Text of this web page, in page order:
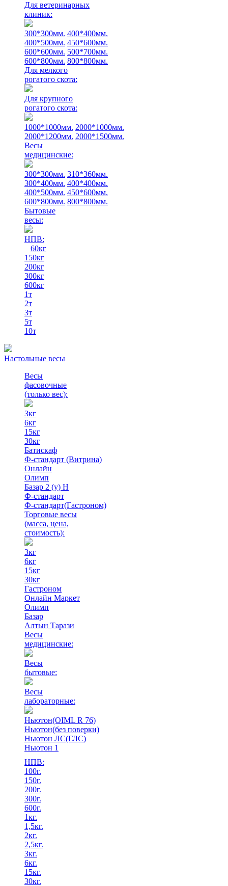
Для ветеринарных
клиник:
300*300мм. 400*400мм.
400*500мм. 450*600мм.
600*600мм. 500*700мм.
600*800мм. 800*800мм.
Для мелкого
рогатого скота:
Для крупного
рогатого скота:
1000*1000мм. 2000*1000мм.
2000*1200мм. 2000*1500мм.
Весы
медицинские:
300*300мм. 310*360мм.
300*400мм. 400*400мм.
400*500мм. 450*600мм.
600*800мм. 800*800мм.
Бытовые
весы:
НПВ:
60кг
150кг
200кг
300кг
600кг
1т
2т
3т
5т
10т
Настольные весы
Весы
фасовочные
(только вес):
3кг
6кг
15кг
30кг
Батискаф
Ф-стандарт (Витрина)
Онлайн
Олимп
Базар 2 (у) Н
Ф-стандарт
Ф-стандарт(Гастроном)
Торговые весы
(масса, цена,
стоимость):
3кг
6кг
15кг
30кг
Гастроном
Онлайн Маркет
Олимп
Базар
Алтын Тарази
Весы
медицинские:
Весы
бытовые:
Весы
лабораторные:
Ньютон(OIML R 76)
Ньютон(без поверки)
Ньютон ЛС(ГЛС)
Ньютон 1
НПВ:
100г.
150г.
200г.
300г.
600г.
1кг.
1,5кг.
2кг.
2,5кг.
3кг.
6кг.
15кг.
30кг.